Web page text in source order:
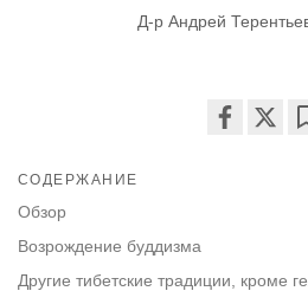
Д-р Андрей
СОДЕРЖАНИЕ
Обзор
Возрождение буддизма
Другие тибетские традиции, кроме